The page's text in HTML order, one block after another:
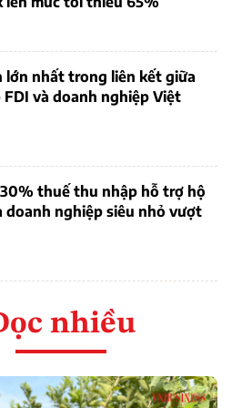
lớn nhất trong liên kết giữa
và doanh nghiệp Việt
thuế thu nhập hỗ trợ hộ
doanh nghiệp siêu nhỏ vượt
nhiều